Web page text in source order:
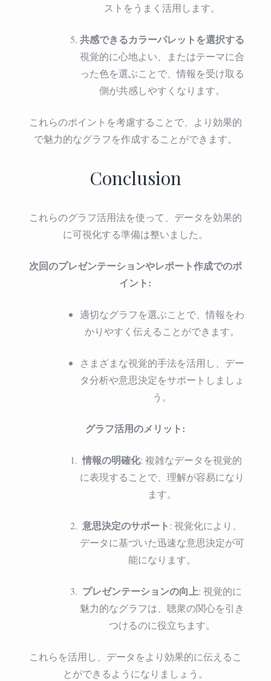
ストをうまく活用します。
共感できるカラーパレットを選択する
視覚的に心地よい、またはテーマに合
った色を選ぶことで、情報を受け取る
側が共感しやすくなります。
これらのポイントを考慮することで、より効果的
で魅力的なグラフを作成することができます。
Conclusion
これらのグラフ活用法を使って、データを効果的
に可視化する準備は整いました。
次回のプレゼンテーションやレポート作成でのポ
イント:
適切なグラフを選ぶことで、情報をわ
かりやすく伝えることができます。
さまざまな視覚的手法を活用し、デー
タ分析や意思決定をサポートしましょ
う。
グラフ活用のメリット:
情報の明確化: 複雑なデータを視覚的
に表現することで、理解が容易になり
ます。
意思決定のサポート: 視覚化により、
データに基づいた迅速な意思決定が可
能になります。
プレゼンテーションの向上: 視覚的に
魅力的なグラフは、聴衆の関心を引き
つけるのに役立ちます。
これらを活用し、データをより効果的に伝えるこ
とができるようになりましょう。